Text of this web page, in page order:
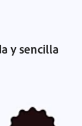
y sencilla